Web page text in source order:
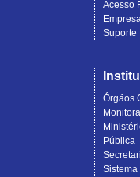
Acesso
Suporte
Órgãos
Pública